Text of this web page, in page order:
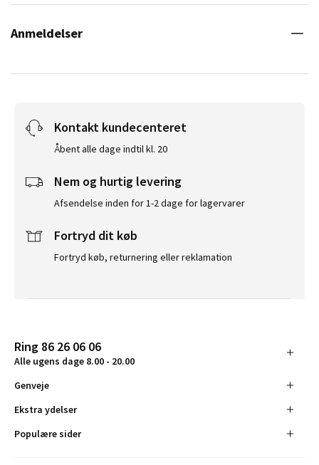
Anmeldelser
Kontakt kundecenteret
Åbent alle dage indtil kl. 20
Nem og hurtig levering
Afsendelse inden for 1-2 dage for lagervarer
Fortryd dit køb
Fortryd køb, returnering eller reklamation
Ring 86 26 06 06
Alle ugens dage 8.00 - 20.00
Genveje
Ekstra ydelser
Populære sider